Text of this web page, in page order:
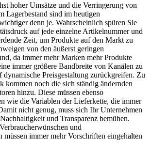
hoher Umsätze und die Verringerung von
Lagerbestand sind im heutigen
denn je. Wahrscheinlich spüren Sie
auf jede einzelne Artikelnummer und
Zeit, um Produkte auf den Markt zu
von den äußerst geringen
da immer mehr Marken mehr Produkte
immer größere Bandbreite von Kanälen zu
Preisgestaltung zurückgreifen. Zu
kommen noch die sich ständig ändernden
hinzu. Diese müssen ebenso
wie die Variablen der Lieferkette, die immer
nicht genug, muss sich Ihr Unternehmen
und Transparenz bemühen.
und
müssen immer mehr Vorschriften eingehalten